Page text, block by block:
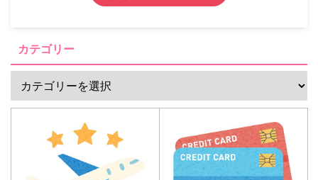
カテゴリー